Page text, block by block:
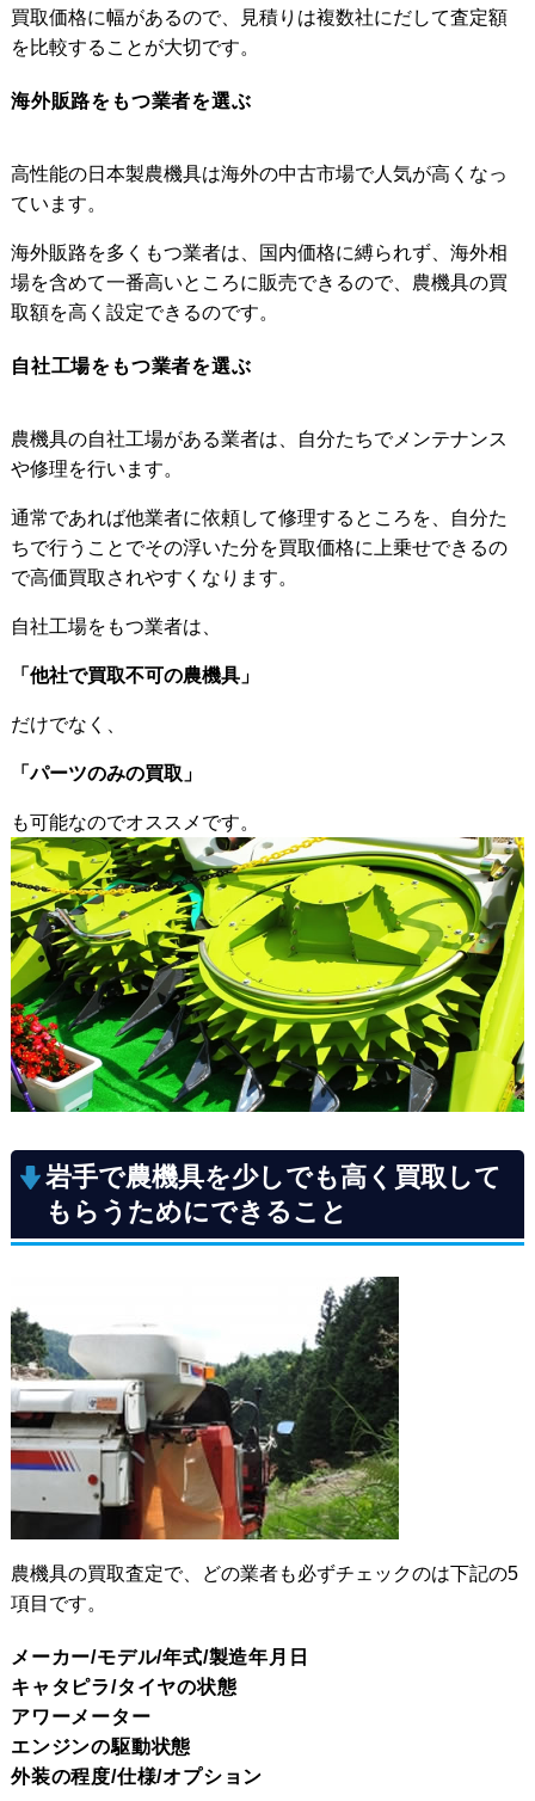
買取価格に幅があるので、見積りは複数社にだして査定額
を比較することが大切です。
海外販路をもつ業者を選ぶ
高性能の日本製農機具は海外の中古市場で人気が高くなっ
ています。
海外販路を多くもつ業者は、国内価格に縛られず、海外相
場を含めて一番高いところに販売できるので、農機具の買
取額を高く設定できるのです。
自社工場をもつ業者を選ぶ
農機具の自社工場がある業者は、自分たちでメンテナンス
や修理を行います。
通常であれば他業者に依頼して修理するところを、自分た
ちで行うことでその浮いた分を買取価格に上乗せできるの
で高価買取されやすくなります。
自社工場をもつ業者は、
「他社で買取不可の農機具」
だけでなく、
「パーツのみの買取」
も可能なのでオススメです。
岩手で農機具を少しでも高く買取して
もらうためにできること
農機具の買取査定で、どの業者も必ずチェックのは下記の5
項目です。
メーカー/モデル/年式/製造年月日
キャタピラ/タイヤの状態
アワーメーター
エンジンの駆動状態
外装の程度/仕様/オプション